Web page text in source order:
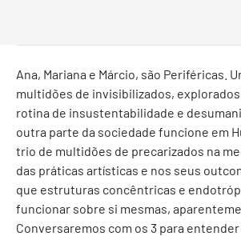
Ana, Mariana e Márcio, são Periféricas.
multidões de invisibilizados,
rotina de insustentabilidade e
outra parte da sociedade funcione em
trio de multidões de precarizados na
das práticas artísticas e nos seus
que estruturas concêntricas e
funcionar sobre si mesmas,
Conversaremos com os 3 para